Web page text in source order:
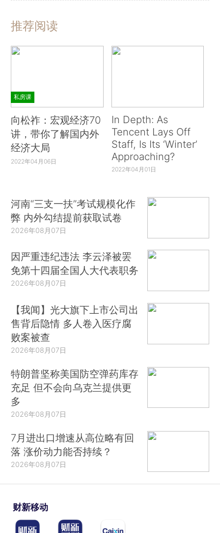
推荐阅读
私房课
向松祚：宏观经济70
讲，带你了解国内外
经济大局
2022年04月06日
In Depth: As
Tencent Lays Off
Staff, Is Its ‘Winter’
Approaching?
2022年04月01日
河南“三支一扶”考试规模化作
弊 内外勾结提前获取试卷
2026年08月07日
因严重违纪违法 李云泽被罢
免第十四届全国人大代表职务
2026年08月07日
【我闻】光大旗下上市公司出
售背后隐情 多人卷入医疗腐
败案被查
2026年08月07日
特朗普坚称美国防空弹药库存
充足 但不会向乌克兰提供更
多
2026年08月07日
7月进出口增速从高位略有回
落 涨价动力能否持续？
2026年08月07日
财新移动